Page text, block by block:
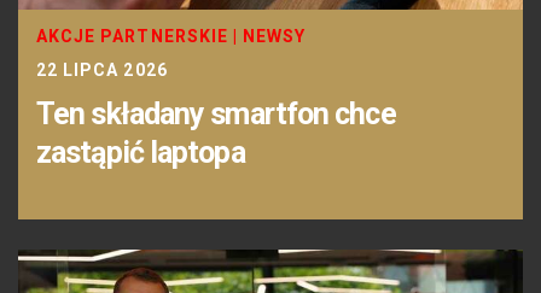
AKCJE PARTNERSKIE
NEWSY
22 LIPCA 2026
Ten składany smartfon chce
zastąpić laptopa